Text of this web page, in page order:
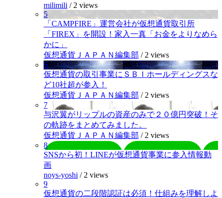
milimili / 2 views
5
「CAMPFIRE」運営会社が仮想通貨取引所
「FIREX」を開設！家入一真「お金をよりなめら
かに」
仮想通貨ＪＡＰＡＮ編集部 / 2 views
6
仮想通貨の取引事業にＳＢＩホールディングスな
ど10社超が参入！
仮想通貨ＪＡＰＡＮ編集部 / 2 views
7
与沢翼がリップルの資産のみで２０億円突破！そ
の軌跡をまとめてみました。
仮想通貨ＪＡＰＡＮ編集部 / 2 views
8
SNSから初！LINEが仮想通貨事業に参入情報動
画
noys-yoshi / 2 views
9
仮想通貨の二段階認証は必須！仕組みを理解しよ